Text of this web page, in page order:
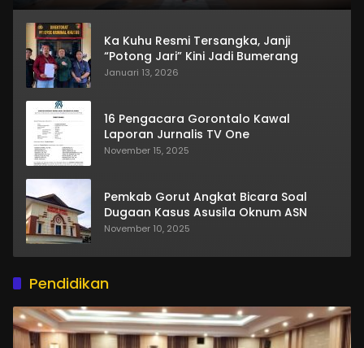
Ka Kuhu Resmi Tersangka, Janji
“Potong Jari” Kini Jadi Bumerang
Januari 13, 2026
16 Pengacara Gorontalo Kawal
Laporan Jurnalis TV One
November 15, 2025
Pemkab Gorut Angkat Bicara Soal
Dugaan Kasus Asusila Oknum ASN
November 10, 2025
Pendidikan